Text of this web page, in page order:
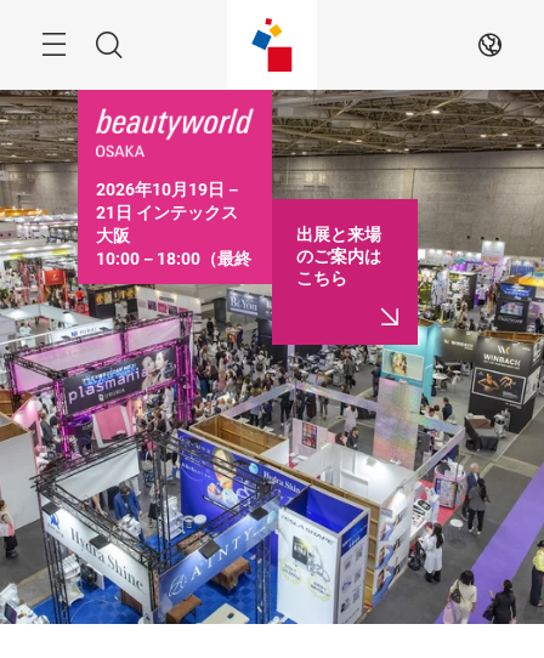
す
る
索
JA
2026年10月19日－
21日 インテックス
大阪
10:00－18:00（最終
日は16:30まで）
出展と来場
のご案内は
こちら